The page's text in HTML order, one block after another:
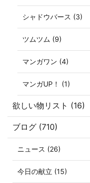
シャドウバース (3)
ツムツム (9)
マンガワン (4)
マンガUP！ (1)
欲しい物リスト (16)
ブログ (710)
ニュース (26)
今日の献立 (15)